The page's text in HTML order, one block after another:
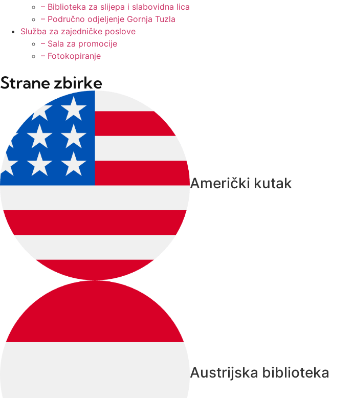
– Biblioteka za slijepa i slabovidna lica
– Područno odjeljenje Gornja Tuzla
Služba za zajedničke poslove
– Sala za promocije
– Fotokopiranje
Strane zbirke
Američki kutak
Austrijska biblioteka